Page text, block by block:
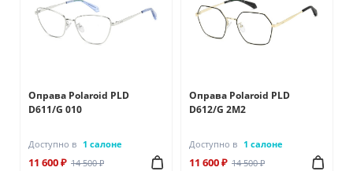
Оправа Polaroid PLD
D611/G 010
Доступно в 1 салоне
11 600 ₽ 14 500 ₽
Оправа Polaroid PLD
D612/G 2M2
Доступно в 1 салоне
11 600 ₽ 14 500 ₽